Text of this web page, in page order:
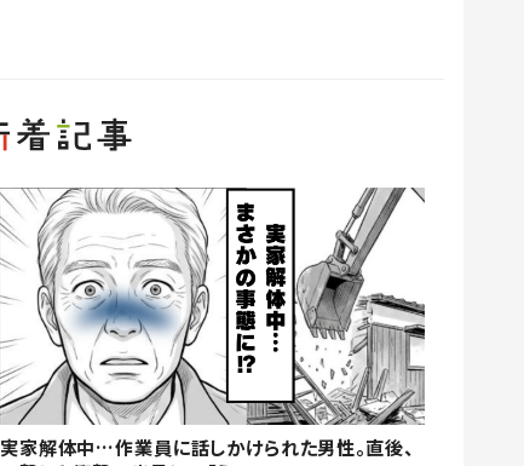
実家解体中…作業員に話しかけられた男性。直後、